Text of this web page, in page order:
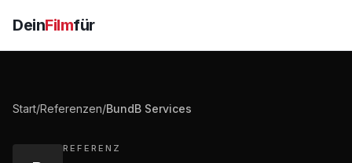
DeinFilmfür
Start/Referenzen/BundB Services
REFERENZ